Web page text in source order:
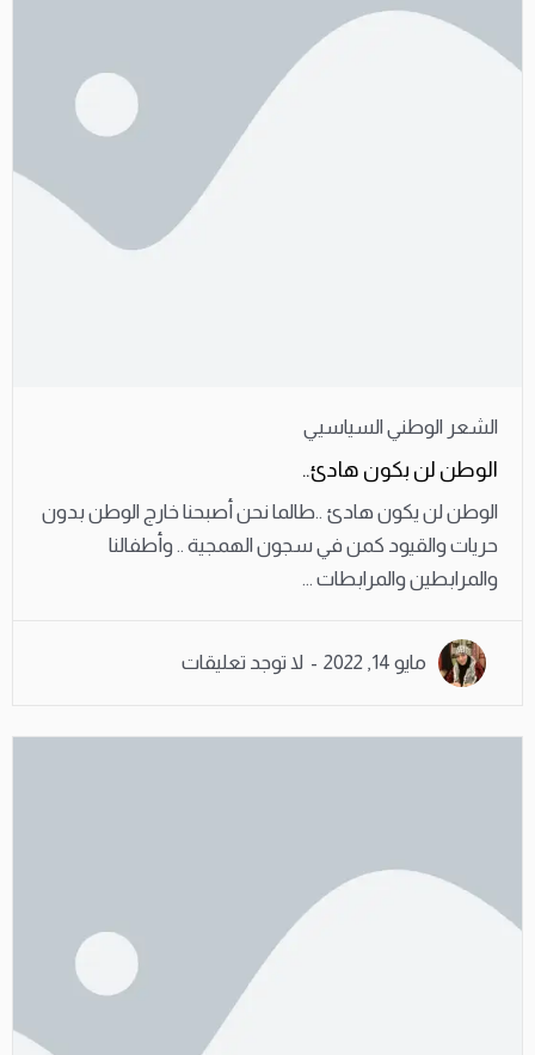
الشعر الوطني السياسيي
الوطن لن بكون هادئ..
الوطن لن يكون هادئ ..طالما نحن أصبحنا خارج الوطن بدون
حريات والقيود كمن في سجون الهمجية .. وأطفالنا
والمرابطين والمرابطات ...
مايو 14, 2022 لا توجد تعليقات